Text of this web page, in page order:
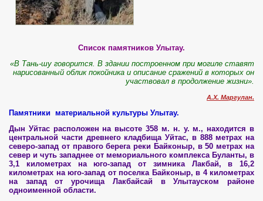
Список памятников Улытау.
«В Тань-шу говорится. В здании построенном при могиле ставят
нарисованный облик покойника и описание сражений в которых он
участвовал в продолжение жизни».
А.Х. Маргулан.
Памятники материальной культуры Улытау.
Дын Уйтас расположен на высоте 358 м. н. у. м., находится в
центральной части древнего кладбища Уйтас, в 888 метрах на
северо-запад от правого берега реки Байконыр, в 50 метрах на
север и чуть западнее от мемориального комплекса Буланты, в
3,1 километрах на юго-запад от зимника Лакбай, в 16,2
километрах на юго-запад от поселка Байконыр, в 4 километрах
на запад от урочища Лакбайсай в Улытауском районе
одноименной области.